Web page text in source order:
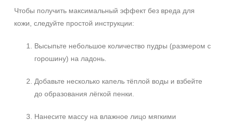
Чтобы получить максимальный эффект без вреда для
кожи, следуйте простой инструкции:
Высыпьте небольшое количество пудры (размером с
горошину) на ладонь.
Добавьте несколько капель тёплой воды и взбейте
до образования лёгкой пенки.
Нанесите массу на влажное лицо мягкими